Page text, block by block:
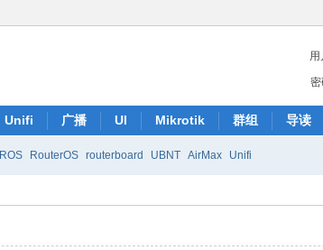
用
Unifi 广播 UI Mikrotik 群组 导读
ROS RouterOS routerboard UBNT AirMax Unifi